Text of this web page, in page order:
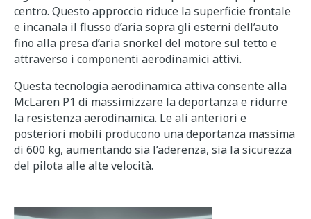
centro. Questo approccio riduce la superficie frontale
e incanala il flusso d’aria sopra gli esterni dell’auto
fino alla presa d’aria snorkel del motore sul tetto e
attraverso i componenti aerodinamici attivi.
Questa tecnologia aerodinamica attiva consente alla
McLaren P1 di massimizzare la deportanza e ridurre
la resistenza aerodinamica. Le ali anteriori e
posteriori mobili producono una deportanza massima
di 600 kg, aumentando sia l’aderenza, sia la sicurezza
del pilota alle alte velocità.